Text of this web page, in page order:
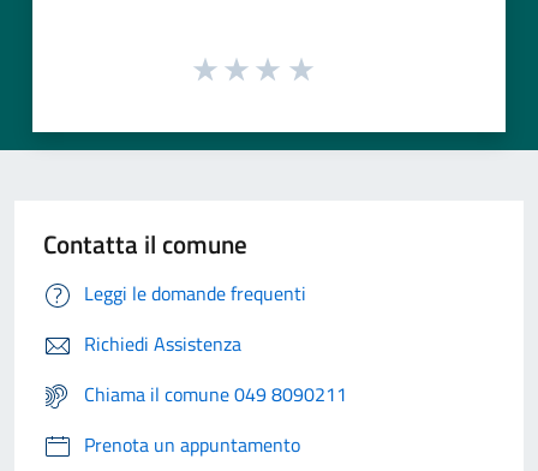
Contatta il comune
Leggi le domande frequenti
Richiedi Assistenza
Chiama il comune 049 8090211
Prenota un appuntamento